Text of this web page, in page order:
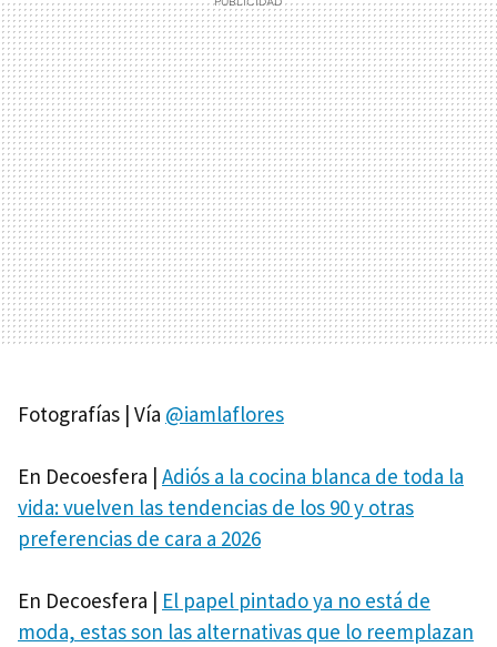
Fotografías | Vía @iamlaflores
En Decoesfera | Adiós a la cocina blanca de toda la
vida: vuelven las tendencias de los 90 y otras
preferencias de cara a 2026
En Decoesfera | El papel pintado ya no está de
moda, estas son las alternativas que lo reemplazan